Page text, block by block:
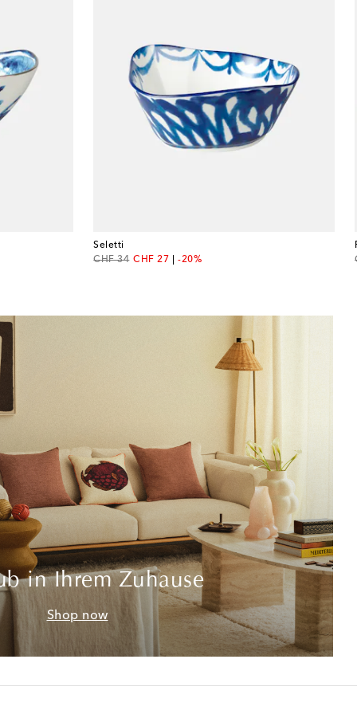
Seletti
CHF 34
original price
CHF 27
discount price
-20%
in Ihrem Zuhause
Shop now